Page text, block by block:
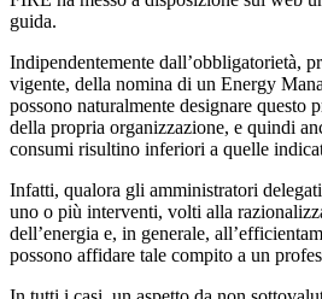
guida.
Indipendentemente dall’obbligatorietà,
vigente, della nomina di un Energy
possono naturalmente designare questo
della propria organizzazione, e quindi
consumi risultino inferiori a quelle
Infatti, qualora gli amministratori
uno o più interventi, volti alla
dell’energia e, in generale,
possono affidare tale compito a un